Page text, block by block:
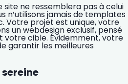
site ne ressemblera pas à celui
n’utilisons jamais de templates
Votre projet est unique, votre
un webdesign exclusif, pensé
cible. Évidemment, votre
garantir les meilleures